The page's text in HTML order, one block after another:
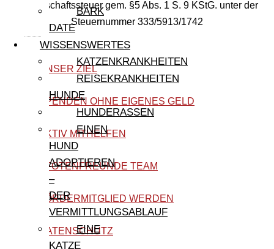
BARK
DATE
WISSENSWERTES
KATZENKRANKHEITEN
REISEKRANKHEITEN
HUNDE
HUNDERASSEN
EINEN
HUND
ADOPTIEREN
–
DER
VERMITTLUNGSABLAUF
EINE
KATZE
Körperschaftssteuer gem. §5 Abs. 1 S. 9 KStG. unter der
Steuernummer 333/5913/1742
UNSER ZIEL
SPENDEN OHNE EIGENES GELD
AKTIV MITHELFEN
PFOTENFREUNDE TEAM
FÖRDERMITGLIED WERDEN
DATENSCHUTZ